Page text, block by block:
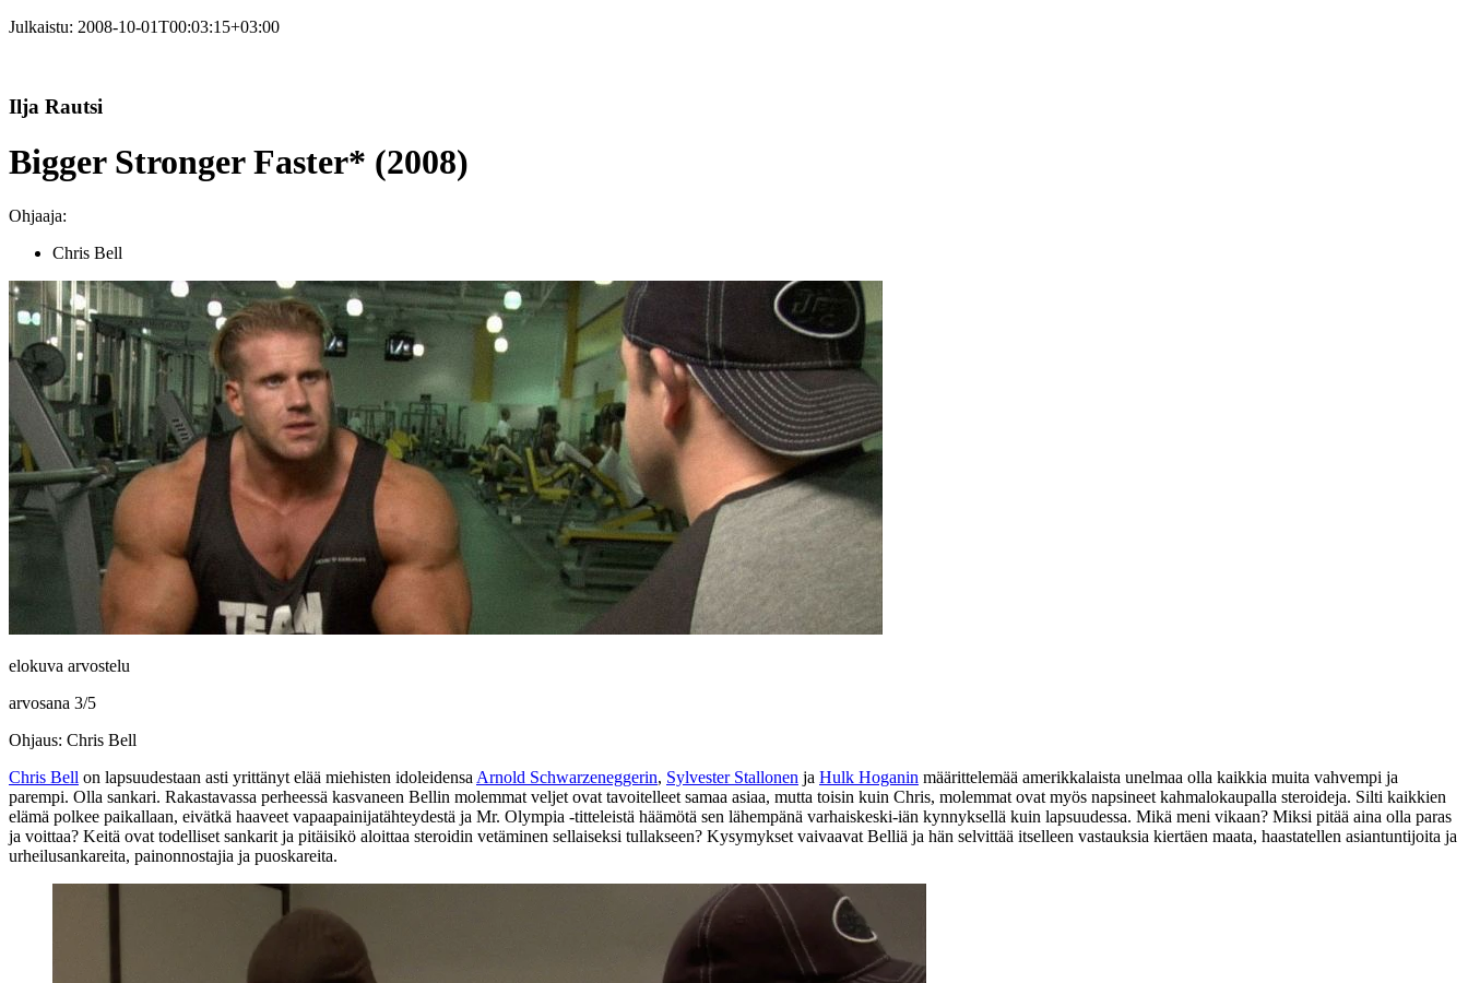
Julkaistu: 2008-10-01T00:03:15+03:00
Ilja Rautsi
Bigger Stronger Faster* (2008)
Ohjaaja:
Chris Bell
elokuva arvostelu
arvosana 3/5
Ohjaus: Chris Bell
Chris Bell on lapsuudestaan asti yrittänyt elää miehisten idoleidensa Arnold Schwarzeneggerin, Sylvester Stallonen ja Hulk Hoganin määrittelemää amerikkalaista unelmaa olla kaikkia muita vahvempi ja
parempi. Olla sankari. Rakastavassa perheessä kasvaneen Bellin molemmat veljet ovat tavoitelleet samaa asiaa, mutta toisin kuin Chris, molemmat ovat myös napsineet kahmalokaupalla steroideja. Silti kaikkien
elämä polkee paikallaan, eivätkä haaveet vapaapainijatähteydestä ja Mr. Olympia ‑titteleistä häämötä sen lähempänä varhaiskeski‑iän kynnyksellä kuin lapsuudessa. Mikä meni vikaan? Miksi pitää aina olla paras
ja voittaa? Keitä ovat todelliset sankarit ja pitäisikö aloittaa steroidin vetäminen sellaiseksi tullakseen? Kysymykset vaivaavat Belliä ja hän selvittää itselleen vastauksia kiertäen maata, haastatellen asiantuntijoita ja
urheilusankareita, painonnostajia ja puoskareita.